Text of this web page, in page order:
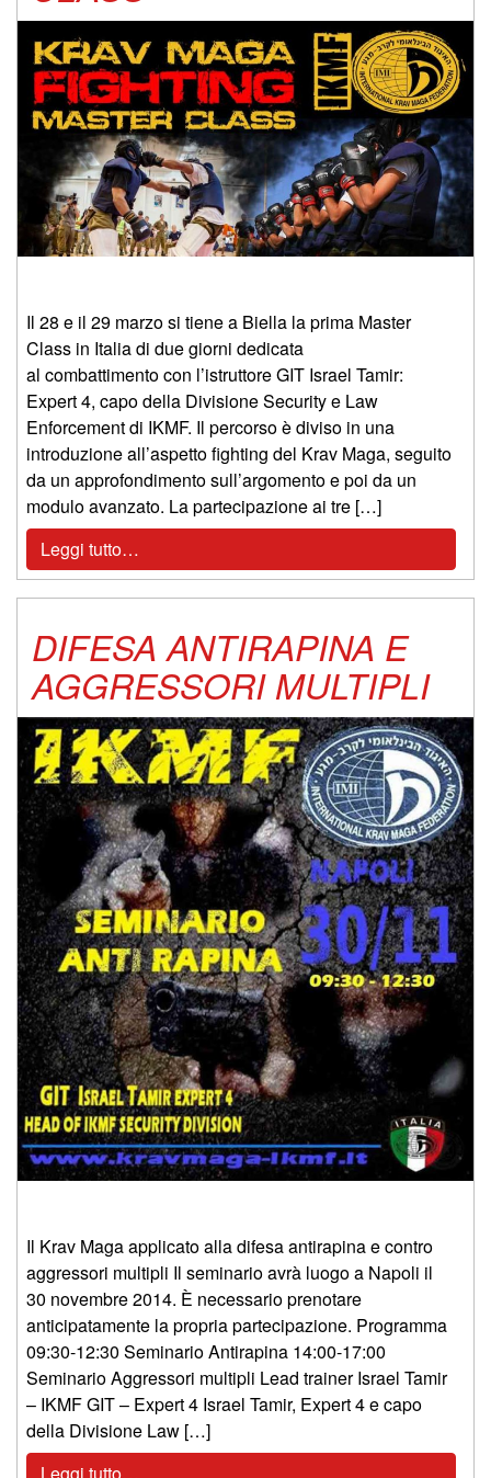
Il 28 e il 29 marzo si tiene a Biella la prima Master
Class in Italia di due giorni dedicata
al combattimento con l’istruttore GIT Israel Tamir:
Expert 4, capo della Divisione Security e Law
Enforcement di IKMF. Il percorso è diviso in una
introduzione all’aspetto fighting del Krav Maga, seguito
da un approfondimento sull’argomento e poi da un
modulo avanzato. La partecipazione ai tre […]
Leggi tutto…
DIFESA ANTIRAPINA E
AGGRESSORI MULTIPLI
Il Krav Maga applicato alla difesa antirapina e contro
aggressori multipli Il seminario avrà luogo a Napoli il
30 novembre 2014. È necessario prenotare
anticipatamente la propria partecipazione. Programma
09:30-12:30 Seminario Antirapina 14:00-17:00
Seminario Aggressori multipli Lead trainer Israel Tamir
– IKMF GIT – Expert 4 Israel Tamir, Expert 4 e capo
della Divisione Law […]